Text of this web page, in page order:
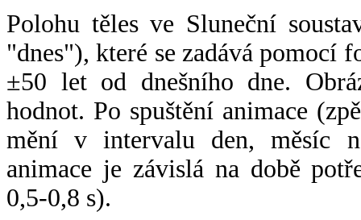
Polohu těles ve Sluneční
"dnes"), které se zadává pomocí
±50 let od dnešního dne.
hodnot. Po spuštění animace
mění v intervalu den, měsíc
animace je závislá na době
0,5-0,8 s).